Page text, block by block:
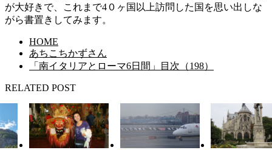
が大好きで、これまで4０ヶ国以上訪問した国を思い出しな
がら書置きしてみます。
HOME
あちこちかずさん
「南イタリアとローマ6日間」目次（198）
RELATED POST